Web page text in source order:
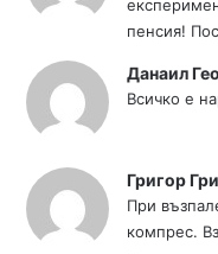
пенсия!
Данаил
Всичко е
Григор
При
компрес.